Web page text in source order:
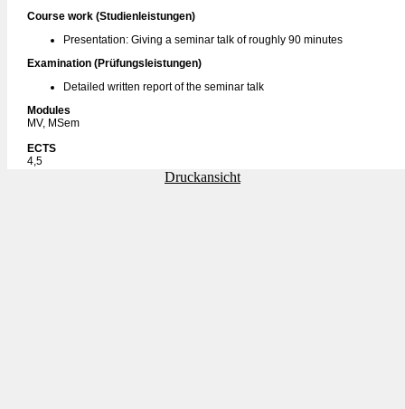
Course work (Studienleistungen)
Presentation: Giving a seminar talk of roughly 90 minutes
Examination (Prüfungsleistungen)
Detailed written report of the seminar talk
Modules
MV, MSem
ECTS
4,5
Druckansicht